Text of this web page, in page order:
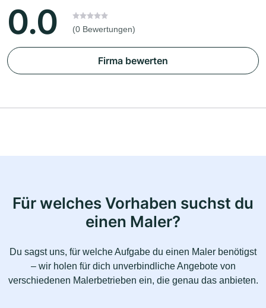
0.0 (0 Bewertungen)
Firma bewerten
Für welches Vorhaben suchst du
einen Maler?
Du sagst uns, für welche Aufgabe du einen Maler benötigst
– wir holen für dich unverbindliche Angebote von
verschiedenen Malerbetrieben ein, die genau das anbieten.